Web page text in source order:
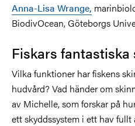
Anna-Lisa Wrange,
BiodivOcean, Göteborgs
Fiskars fantastiska
Vilka funktioner har fiskens
hudvård? Vad händer om
av Michelle, som forskar på
ett skyddssystem i ett hav